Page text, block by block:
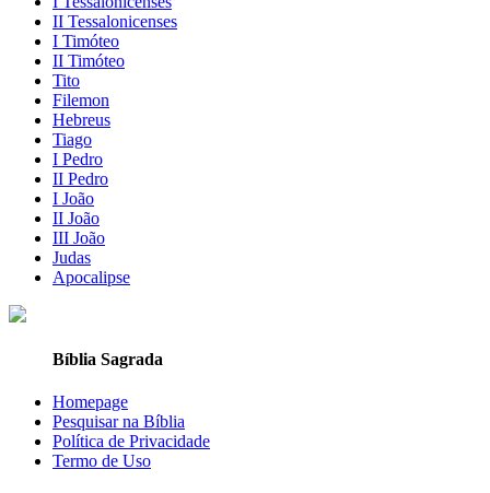
II Tessalonicenses
I Timóteo
II Timóteo
Tito
Filemon
Hebreus
Tiago
I Pedro
II Pedro
I João
II João
III João
Judas
Apocalipse
Bíblia Sagrada
Homepage
Pesquisar na Bíblia
Política de Privacidade
Termo de Uso